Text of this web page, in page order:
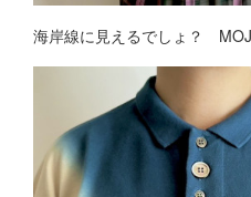
海岸線に見えるでしょ？